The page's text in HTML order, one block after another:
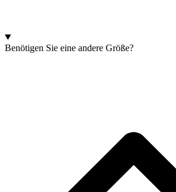
Benötigen Sie eine andere Größe?